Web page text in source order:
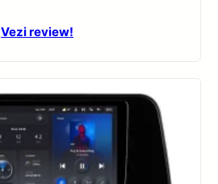
Vezi review!